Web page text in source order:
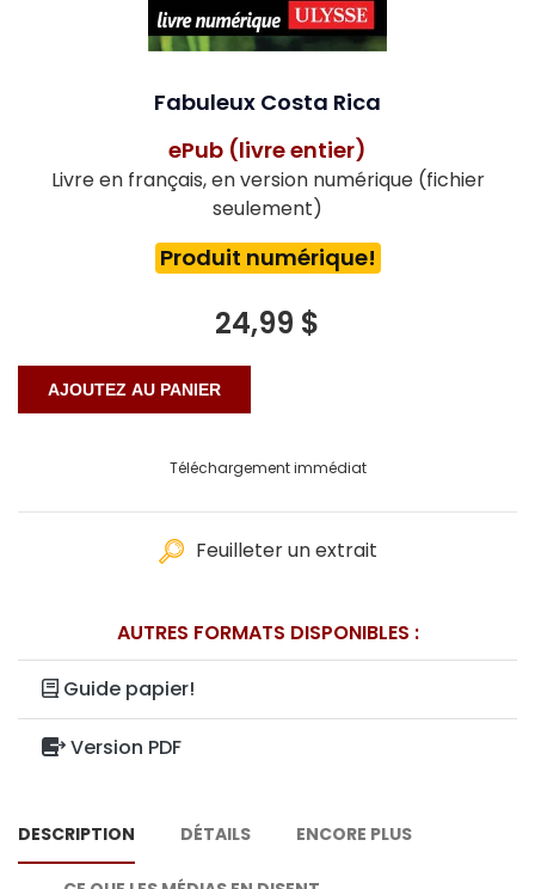
Fabuleux Costa Rica
ePub (livre entier)
Livre en français, en version numérique (fichier
seulement)
Produit numérique!
24,99 $
Téléchargement immédiat
Feuilleter un extrait
AUTRES FORMATS DISPONIBLES :
Guide papier!
Version PDF
DESCRIPTION DÉTAILS ENCORE PLUS